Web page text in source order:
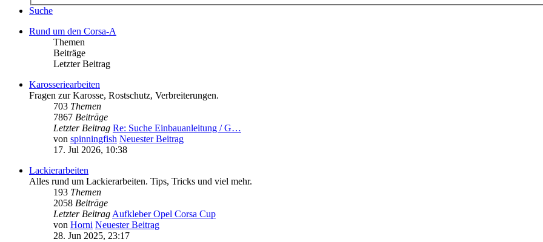
Suche
Rund um den Corsa-A
Themen
Beiträge
Letzter Beitrag
Karosseriearbeiten
Fragen zur Karosse, Rostschutz, Verbreiterungen.
703 Themen
7867 Beiträge
Letzter Beitrag Re: Suche Einbauanleitung / G…
von spinningfish Neuester Beitrag
17. Jul 2026, 10:38
Lackierarbeiten
Alles rund um Lackierarbeiten. Tips, Tricks und viel mehr.
193 Themen
2058 Beiträge
Letzter BeitragAufkleber Opel Corsa Cup
von Horni Neuester Beitrag
28. Jun 2025, 23:17